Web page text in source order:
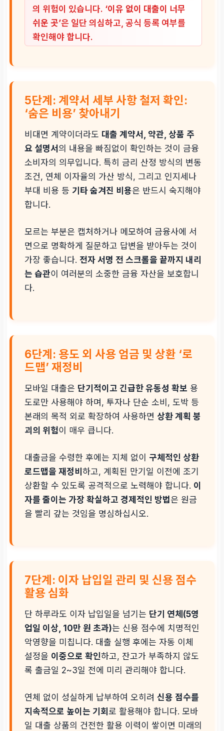
의 위험이 있습니다. ‘이유 없이 대출이 너무
쉬운 곳’은 일단 의심하고, 공식 등록 여부를
확인해야 합니다.
5단계: 계약서 세부 사항 철저 확인:
‘숨은 비용’ 찾아내기
비대면 계약이더라도 대출 계약서, 약관, 상품 주
요 설명서 의 내용을 빠짐없이 확인하는 것이 금융
소비자의 의무입니다. 특히 금리 산정 방식의 변동
조건, 연체 이자율의 가산 방식, 그리고 인지세나
부대 비용 등 기타 숨겨진 비용은 반드시 숙지해야
합니다.
모르는 부분은 캡처하거나 메모하여 금융사에 서
면으로 명확하게 질문하고 답변을 받아두는 것이
가장 좋습니다. 전자 서명 전 스크롤을 끝까지 내리
는 습관이 여러분의 소중한 금융 자산을 보호합니
다.
6단계: 용도 외 사용 엄금 및 상환 ‘로
드맵’ 재정비
모바일 대출은 단기적이고 긴급한 유동성 확보 용
도로만 사용해야 하며, 투자나 단순 소비, 도박 등
본래의 목적 외로 확장하여 사용하면 상환 계획 붕
괴의 위험이 매우 큽니다.
대출금을 수령한 후에는 지체 없이 구체적인 상환
로드맵을 재정비 하고, 계획된 만기일 이전에 조기
상환할 수 있도록 공격적으로 노력해야 합니다. 이
자를 줄이는 가장 확실하고 경제적인 방법은 원금
을 빨리 갚는 것임을 명심하십시오.
7단계: 이자 납입일 관리 및 신용 점수
활용 심화
단 하루라도 이자 납입일을 넘기는 단기 연체(5영
업일 이상, 10만 원 초과)는 신용 점수에 치명적인
악영향을 미칩니다. 대출 실행 후에는 자동 이체
설정을 이중으로 확인하고, 잔고가 부족하지 않도
록 출금일 2~3일 전에 미리 관리해야 합니다.
연체 없이 성실하게 납부하여 오히려 신용 점수를
지속적으로 높이는 기회 로 활용해야 합니다. 모바
일 대출 상품의 건전한 활용 이력이 쌓이면 미래의